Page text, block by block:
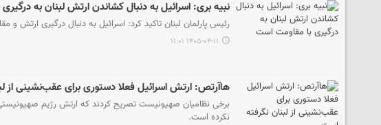
نبیه بری: اسرائیل به دنبال کشاندن ارتش لبنان به
رئیس پارلمان لبنان تاکید کرد: اسرائیل به دنبال درگیری
۱۴۰۵-۰۴-۱۱ ۱۱:۰۱
هاآرتص: ارتش اسرائیل فعلا دستوری برای عقب‌نشینی از
برخی نظامیان صهیونیست تصریح کردند که ارتش رژیم
نکرده است.